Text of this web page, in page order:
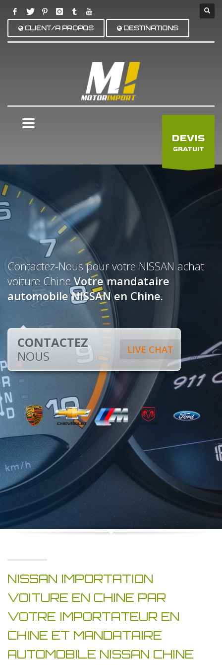
CLIENT/A PROPOS DESTINATIONS
DEVIS
GRATUIT
Contactez-Nous pour votre NISSAN achat
voiture Chine Votre mandataire
automobile NISSAN en Chine.
LIVE CHAT
CONTACTEZ
NOUS
NISSAN IMPORTATION
VOITURE EN CHINE PAR
VOTRE IMPORTATEUR EN
CHINE ET MANDATAIRE
AUTOMOBILE NISSAN CHINE